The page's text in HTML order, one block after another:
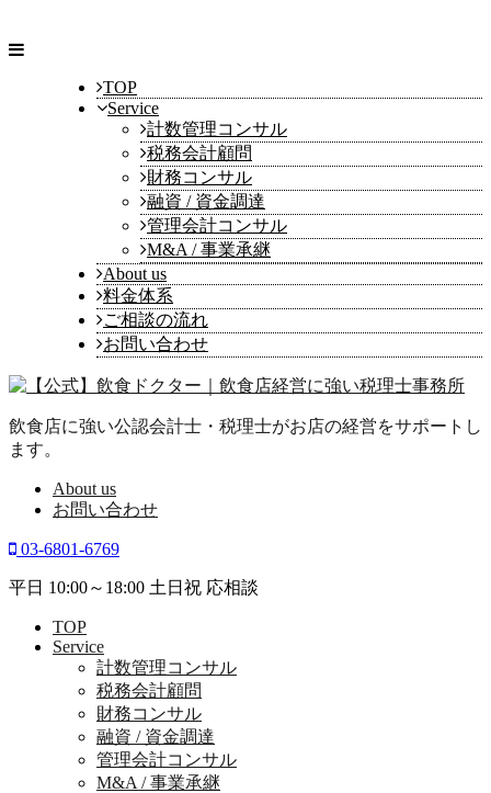
TOP
Service
計数管理コンサル
税務会計顧問
財務コンサル
融資 / 資金調達
管理会計コンサル
M&A / 事業承継
About us
料金体系
ご相談の流れ
お問い合わせ
飲食店に強い公認会計士・税理士がお店の経営をサポートし
ます。
About us
お問い合わせ
03-6801-6769
平日 10:00～18:00 土日祝 応相談
TOP
Service
計数管理コンサル
税務会計顧問
財務コンサル
融資 / 資金調達
管理会計コンサル
M&A / 事業承継